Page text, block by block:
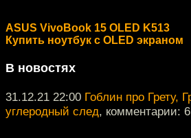
ASUS VivoBook 15 OLED K513
Купить ноутбук с OLED экраном
В новостях
31.12.21 22:00 Гоблин про Грету,
углеродный след, комментарии: 6